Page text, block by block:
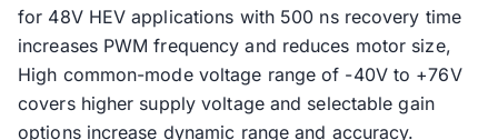
for 48V HEV applications​ with 500 ns recovery time
increases PWM frequency and reduces motor size​,
High common-mode voltage range of -40V to +76V
covers higher supply voltage​ and selectable gain
options increase dynamic range and accuracy​.